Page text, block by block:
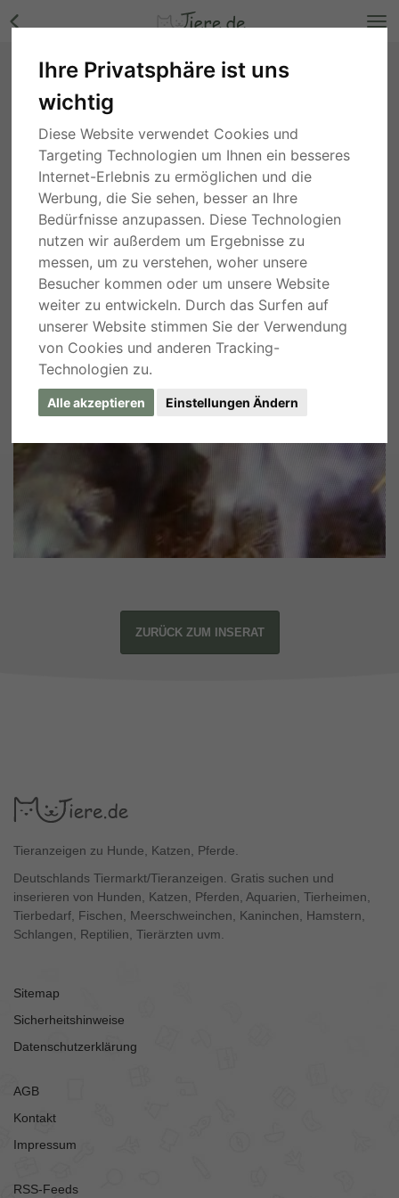
Ihre Privatsphäre ist uns
wichtig
Diese Website verwendet Cookies und
Targeting Technologien um Ihnen ein besseres
Internet-Erlebnis zu ermöglichen und die
Werbung, die Sie sehen, besser an Ihre
Bedürfnisse anzupassen. Diese Technologien
nutzen wir außerdem um Ergebnisse zu
messen, um zu verstehen, woher unsere
Besucher kommen oder um unsere Website
weiter zu entwickeln. Durch das Surfen auf
unserer Website stimmen Sie der Verwendung
von Cookies und anderen Tracking-
Technologien zu.
Alle akzeptieren Einstellungen Ändern
liebe,kastrierte Amica im Außenzwinger in
Rumänien, ohne Auslauf, sucht ein Heim wo
sie bleiben darf, Mischling - Hündin Bilder
Bayern, vor 3 Jahren
ZURÜCK ZUM INSERAT
Tieranzeigen zu Hunde, Katzen, Pferde.
Deutschlands Tiermarkt/Tieranzeigen. Gratis suchen und
inserieren von Hunden, Katzen, Pferden, Aquarien, Tierheimen,
Tierbedarf, Fischen, Meerschweinchen, Kaninchen, Hamstern,
Schlangen, Reptilien, Tierärzten uvm.
Sitemap
Sicherheitshinweise
Datenschutzerklärung
AGB
Kontakt
Impressum
RSS-Feeds